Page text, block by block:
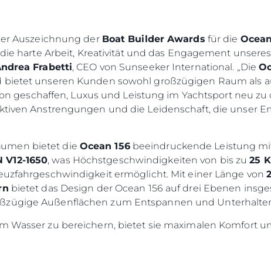
Auszeichnung der Boat Builder Awards für die
harte Arbeit, Kreativität und das Engagement
Frabetti, CEO von Sunseeker International. „Die
bietet unseren Kunden sowohl großzügigen Raum als
geschaffen, Luxus und Leistung im Yachtsport neu
Anstrengungen und die Leidenschaft, die unser
bietet die Ocean 156beeindruckende Leistung
V12-1650, was Höchstgeschwindigkeiten von bis zu25
ermöglicht. Mit einer Länge von
bietet das Design der Ocean 156 auf drei Ebenen
Außenflächen zum Entspannen und
Wasser zu bereichern, bietet sie maximalen Komfort